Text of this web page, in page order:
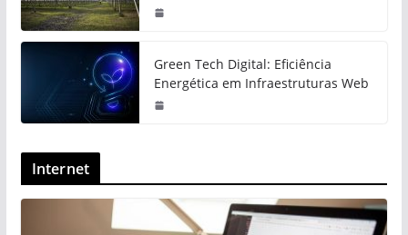
Green Tech Digital: Eficiência
Energética em Infraestruturas Web
Internet